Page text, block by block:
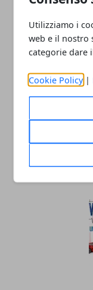
Utilizziamo i
web e il nostro
categorie dare
Cookie Policy |
L’aspetto
25/03/2020